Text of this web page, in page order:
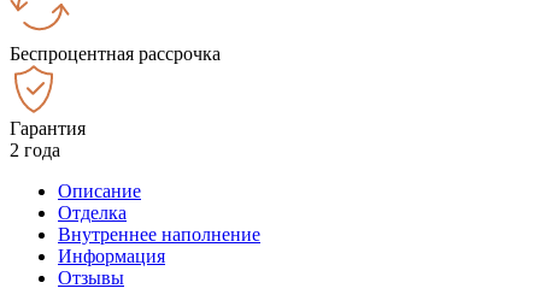
Беспроцентная рассрочка
Гарантия
2 года
Описание
Отделка
Внутреннее наполнение
Информация
Отзывы